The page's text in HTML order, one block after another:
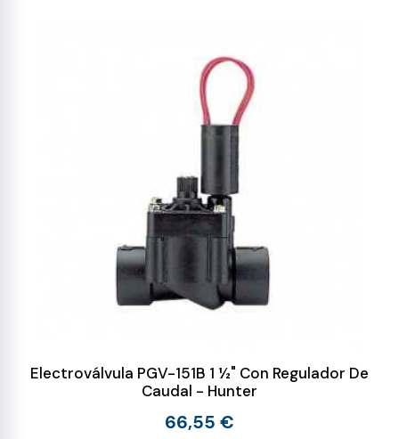
Electroválvula PGV-151B 1 ½" Con Regulador De
Caudal - Hunter
66,55 €